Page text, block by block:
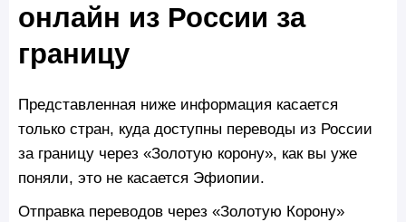
онлайн из России за
границу
Представленная ниже информация касается
только стран, куда доступны переводы из России
за границу через «Золотую корону», как вы уже
поняли, это не касается Эфиопии.
Отправка переводов через «Золотую Корону»